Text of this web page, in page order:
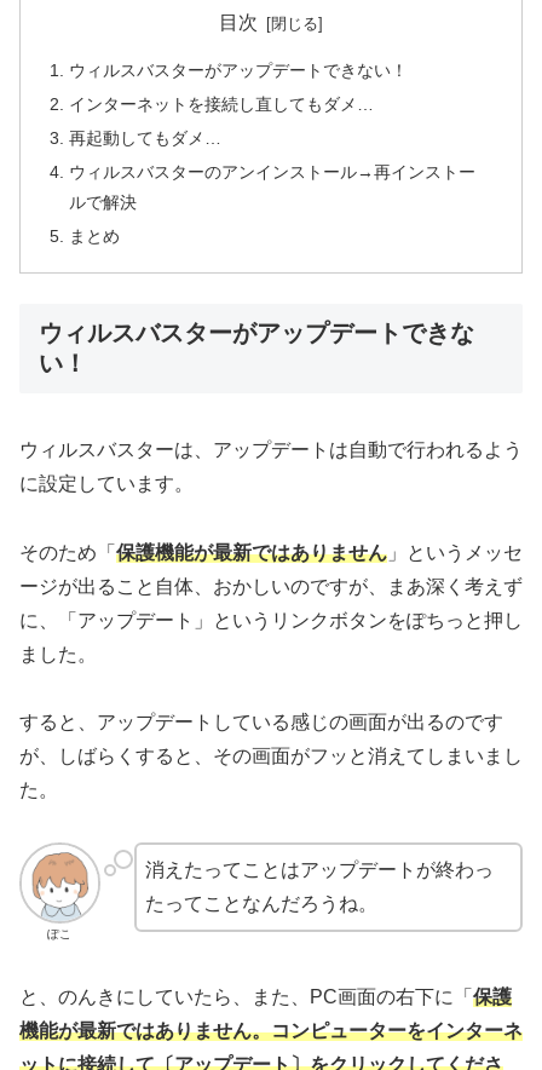
目次
ウィルスバスターがアップデートできない！
インターネットを接続し直してもダメ…
再起動してもダメ…
ウィルスバスターのアンインストール→再インストー
ルで解決
まとめ
ウィルスバスターがアップデートできな
い！
ウィルスバスターは、アップデートは自動で行われるよう
に設定しています。
そのため「 保護機能が最新ではありません 」というメッセ
ージが出ること自体、おかしいのですが、まあ深く考えず
に、「アップデート」というリンクボタンをぽちっと押し
ました。
すると、アップデートしている感じの画面が出るのです
が、しばらくすると、その画面がフッと消えてしまいまし
た。
ぽこ
消えたってことはアップデートが終わっ
たってことなんだろうね。
と、のんきにしていたら、また、PC画面の右下に「 保護
機能が最新ではありません。コンピューターをインターネ
ットに接続して〔アップデート〕をクリックしてくださ